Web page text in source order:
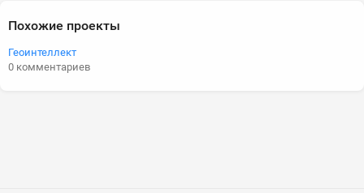
Похожие проекты
Геоинтеллект
0 комментариев